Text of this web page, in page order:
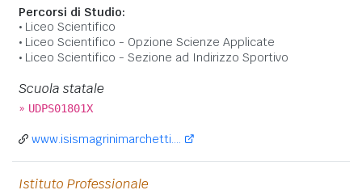
Percorsi di Studio:
Liceo Scientifico
Liceo Scientifico - Opzione Scienze Applicate
Liceo Scientifico - Sezione ad Indirizzo Sportivo
Scuola statale
» UDPS01801X
www.isismagrinimarchetti....
Istituto Professionale